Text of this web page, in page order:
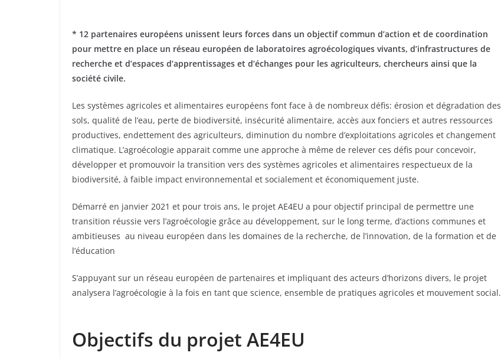
* 12 partenaires européens unissent leurs forces dans un objectif commun d’action et de coordination
pour mettre en place un réseau européen de laboratoires agroécologiques vivants, d’infrastructures de
recherche et d’espaces d’apprentissages et d’échanges pour les agriculteurs, chercheurs ainsi que la
société civile.
Les systèmes agricoles et alimentaires européens font face à de nombreux défis: érosion et dégradation des
sols, qualité de l’eau, perte de biodiversité, insécurité alimentaire, accès aux fonciers et autres ressources
productives, endettement des agriculteurs, diminution du nombre d’exploitations agricoles et changement
climatique. L’agroécologie apparait comme une approche à même de relever ces défis pour concevoir,
développer et promouvoir la transition vers des systèmes agricoles et alimentaires respectueux de la
biodiversité, à faible impact environnemental et socialement et économiquement juste.
Démarré en janvier 2021 et pour trois ans, le projet AE4EU a pour objectif principal de permettre une
transition réussie vers l’agroécologie grâce au développement, sur le long terme, d’actions communes et
ambitieuses au niveau européen dans les domaines de la recherche, de l’innovation, de la formation et de
l’éducation
S’appuyant sur un réseau européen de partenaires et impliquant des acteurs d’horizons divers, le projet
analysera l’agroécologie à la fois en tant que science, ensemble de pratiques agricoles et mouvement social.
Objectifs du projet AE4EU